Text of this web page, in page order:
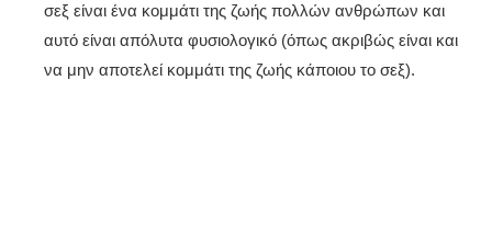
σεξ είναι ένα κομμάτι της ζωής πολλών ανθρώπων και
αυτό είναι απόλυτα φυσιολογικό (όπως ακριβώς είναι και
να μην αποτελεί κομμάτι της ζωής κάποιου το σεξ).